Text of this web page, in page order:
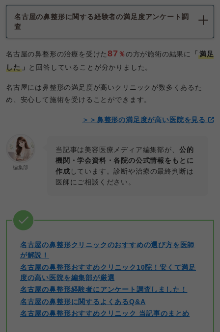
名古屋の鼻整形に関する経験者の満足度アンケート調
査
名古屋の鼻整形の治療を受けた87 ％の方が施術の結果に 「 満足
した」 と回答していることが分かりました。
名古屋には鼻整形の満足度が高いクリニックが数多くあるた
め、安心して施術を受けることができます。
＞ ＞鼻整形の満足度が高い医院を見る
編集部
当記事は美容医療メディア編集部が、 公的
機関・学会資料・各院の公式情報をもとに
作成 しています。診断や治療の最終判断は
医師にご相談ください。
名古屋の鼻整形クリニックのおすすめの選び方を医師
が解説！
名古屋の鼻整形おすすめクリニック10院！安くて満足
度の高い医院を編集部が厳選
名古屋の鼻整形経験者にアンケート調査しました！
名古屋の鼻整形に関するよくあるQ&A
名古屋の鼻整形おすすめクリニック 当記事のまとめ